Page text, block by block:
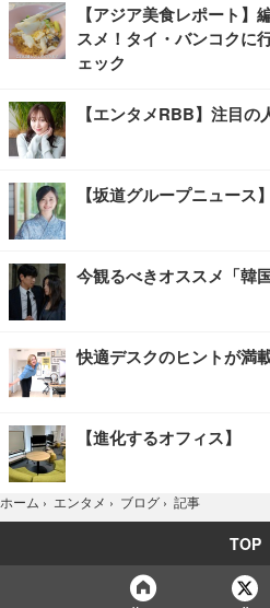
【アジア美食レポート
スメ！タイ・バンコクに
ェック
【エンタメRBB】注目
【坂道グループニュース
今観るべきオススメ「韓
快適デスクのヒントが満
【進化するオフィス】
ホーム › エンタメ › ブログ › 記事
TOP